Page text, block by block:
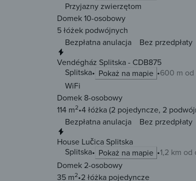
Przyjazny zwierzętom
Domek 10-osobowy
5 łóżek podwójnych
Bezpłatna anulacja
Bez przedpłaty
Vendégház Splitska - CDB875
Splitska
Pokaż na mapie
600 m
WiFi
Domek 8-osobowy
114 m2 4 łóżka(2 pojedyncze, 2
Bezpłatna anulacja
Bez przedpłaty
House Lučica Splitska
Splitska
Pokaż na mapie 1,2 km
Domek 2-osobowy
35 m2 2 łóżka pojedyncze